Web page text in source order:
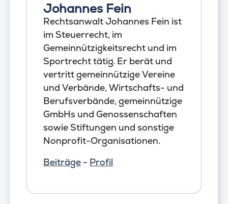
Johannes Fein
Rechtsanwalt Johannes Fein ist
im Steuerrecht, im
Gemeinnützigkeitsrecht und im
Sportrecht tätig. Er berät und
vertritt gemeinnützige Vereine
und Verbände, Wirtschafts- und
Berufsverbände, gemeinnützige
GmbHs und Genossenschaften
sowie Stiftungen und sonstige
Nonprofit-Organisationen.
Beiträge - Profil